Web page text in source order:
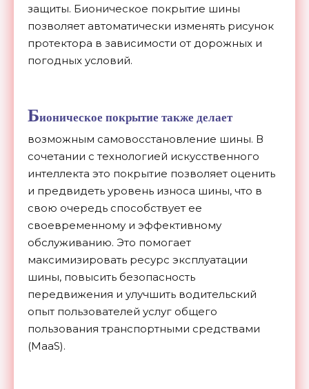
защиты. Бионическое покрытие шины
позволяет автоматически изменять рисунок
протектора в зависимости от дорожных и
погодных условий.
Бионическое покрытие также делает
возможным самовосстановление шины. В
сочетании с технологией искусственного
интеллекта это покрытие позволяет оценить
и предвидеть уровень износа шины, что в
свою очередь способствует ее
своевременному и эффективному
обслуживанию. Это помогает
максимизировать ресурс эксплуатации
шины, повысить безопасность
передвижения и улучшить водительский
опыт пользователей услуг общего
пользования транспортными средствами
(MaaS).